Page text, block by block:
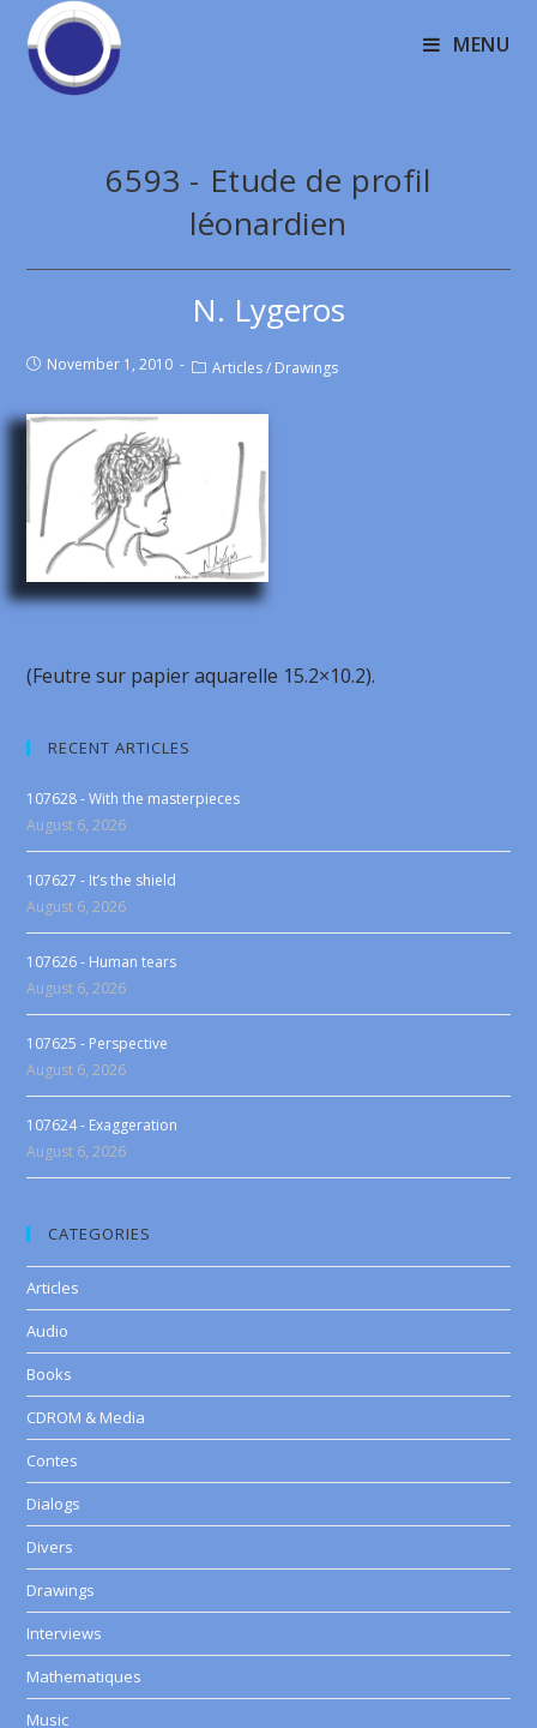
MENU
6593 - Etude de profil
léonardien
N. Lygeros
November 1, 2010 Articles / Drawings
(Feutre sur papier aquarelle 15.2×10.2).
RECENT ARTICLES
107628 - With the masterpieces
August 6, 2026
107627 - It’s the shield
August 6, 2026
107626 - Human tears
August 6, 2026
107625 - Perspective
August 6, 2026
107624 - Exaggeration
August 6, 2026
CATEGORIES
Articles
Audio
Books
CDROM & Media
Contes
Dialogs
Divers
Drawings
Interviews
Mathematiques
Music